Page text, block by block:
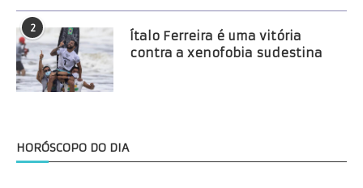
2
Ítalo Ferreira é uma vitória
contra a xenofobia sudestina
HORÓSCOPO DO DIA